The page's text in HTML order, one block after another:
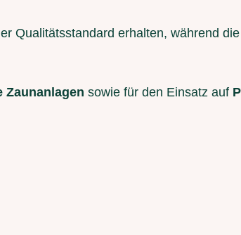
Qualitätsstandard erhalten, während
Zaunanlagen sowie für den Einsatz auf